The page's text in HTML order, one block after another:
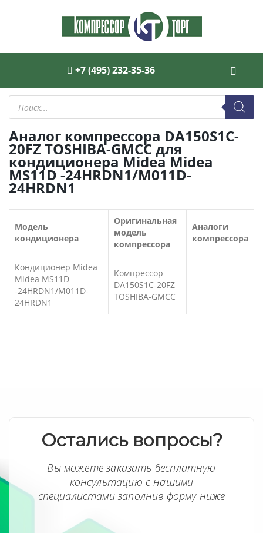
+7 (495) 232-35-36
Поиск
товаров
Аналог компрессора DA150S1C-
20FZ TOSHIBA-GMCC для
кондиционера Midea Midea
MS11D -24HRDN1/M011D-
24HRDN1
Модель
кондиционера
Оригинальная
модель
компрессора
Аналоги
компрессора
Кондиционер Midea
Midea MS11D
-24HRDN1/M011D-
24HRDN1
Компрессор
DA150S1C-20FZ
TOSHIBA-GMCC
Остались вопросы?
Вы можете заказать бесплатную
консультацию с нашими
специалистами заполнив форму ниже